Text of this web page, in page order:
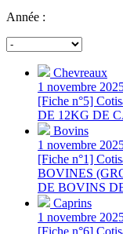
Année :
Chevreaux
1 novembre
[Fiche n°5]
DE 12KG DE
Bovins
1 novembre
[Fiche n°1]
BOVINES
DE BOVINS
Caprins
1 novembre
[Fiche n°6]